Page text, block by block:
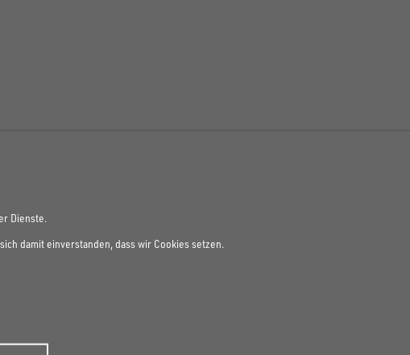
Dienste.
damit einverstanden, dass wir Cookies setzen.